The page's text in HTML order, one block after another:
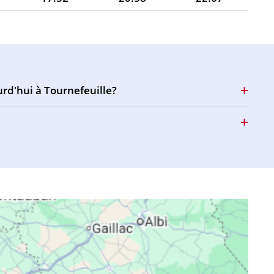
17:45 20:46
21:53
17:44 20:44
21:51
17:43 20:42
21:49
à Tournefeuille?